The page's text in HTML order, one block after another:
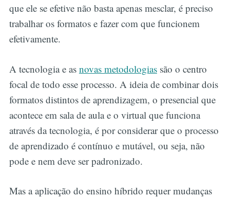
que ele se efetive não basta apenas mesclar, é preciso
trabalhar os formatos e fazer com que funcionem
efetivamente.
A tecnologia e as novas metodologiassão o centro
focal de todo esse processo. A ideia de combinar dois
formatos distintos de aprendizagem, o presencial que
acontece em sala de aula e o virtual que funciona
através da tecnologia, é por considerar que o processo
de aprendizado é contínuo e mutável, ou seja, não
pode e nem deve ser padronizado.
Mas a aplicação do ensino híbrido requer mudanças